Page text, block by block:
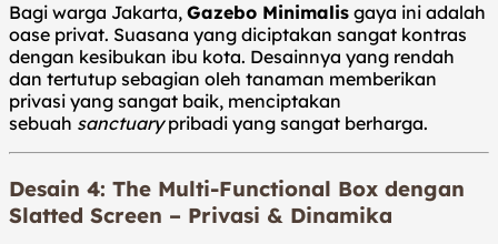
Bagi warga Jakarta, Gazebo Minimalis gaya ini adalah
oase privat. Suasana yang diciptakan sangat kontras
dengan kesibukan ibu kota. Desainnya yang rendah
dan tertutup sebagian oleh tanaman memberikan
privasi yang sangat baik, menciptakan
sebuah sanctuarypribadi yang sangat berharga.
Desain 4: The Multi-Functional Box dengan
Slatted Screen – Privasi & Dinamika